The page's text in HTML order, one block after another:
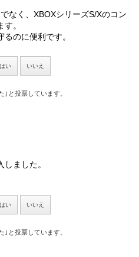
なく、XBOXシリーズS/Xのコン
。
のに便利です。
はい いいえ
｣と投票しています。
ました。
はい いいえ
｣と投票しています。